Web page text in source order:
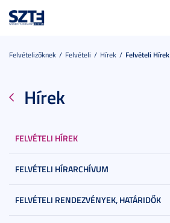
Felvételizőknek Felvételi Hírek Felvételi Hírek
Hírek
FELVÉTELI HÍREK
FELVÉTELI HÍRARCHÍVUM
FELVÉTELI RENDEZVÉNYEK, HATÁRIDŐK